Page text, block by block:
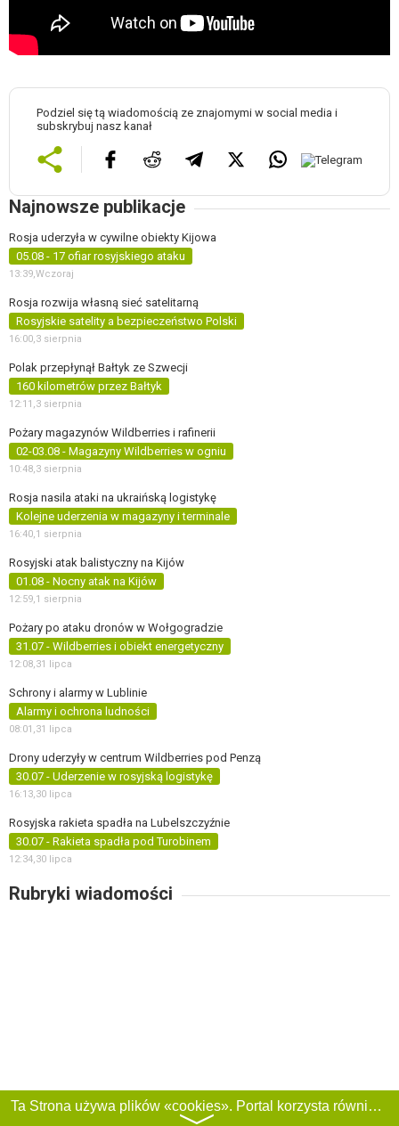
Podziel się tą wiadomością ze znajomymi w social media i
subskrybuj nasz kanał
Najnowsze publikacje
Rosja uderzyła w cywilne obiekty Kijowa
05.08 - 17 ofiar rosyjskiego ataku
13:39,Wczoraj
Rosja rozwija własną sieć satelitarną
Rosyjskie satelity a bezpieczeństwo Polski
16:00,3 sierpnia
Polak przepłynął Bałtyk ze Szwecji
160 kilometrów przez Bałtyk
12:11,3 sierpnia
Pożary magazynów Wildberries i rafinerii
02-03.08 - Magazyny Wildberries w ogniu
10:48,3 sierpnia
Rosja nasila ataki na ukraińską logistykę
Kolejne uderzenia w magazyny i terminale
16:40,1 sierpnia
Rosyjski atak balistyczny na Kijów
01.08 - Nocny atak na Kijów
12:59,1 sierpnia
Pożary po ataku dronów w Wołgogradzie
31.07 - Wildberries i obiekt energetyczny
12:08,31 lipca
Schrony i alarmy w Lublinie
Alarmy i ochrona ludności
08:01,31 lipca
Drony uderzyły w centrum Wildberries pod Penzą
30.07 - Uderzenie w rosyjską logistykę
16:13,30 lipca
Rosyjska rakieta spadła na Lubelszczyźnie
30.07 - Rakieta spadła pod Turobinem
12:34,30 lipca
Rubryki wiadomości
Ta Strona używa plików «cookies». Portal korzysta również z serwisu internetowego do zbierania danych technicznych o odwiedzających w celu uzyskania informacji marketingowych i statystycznych. Warunki przetwarzania danych odwiedzających Stronę, patrz:
〉